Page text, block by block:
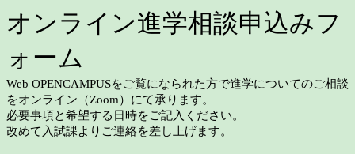
オンライン進学相談申込みフ
ォーム
Web OPENCAMPUSをご覧になられた方で進学についてのご相談
をオンライン（Zoom）にて承ります。
必要事項と希望する日時をご記入ください。
改めて入試課よりご連絡を差し上げます。